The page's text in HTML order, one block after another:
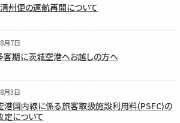
清州便の運航再開について
月7日
客期に茨城空港へお越しの方へ
月3日
港国内線に係る旅客取扱施設利用料(PSFC)の
定について